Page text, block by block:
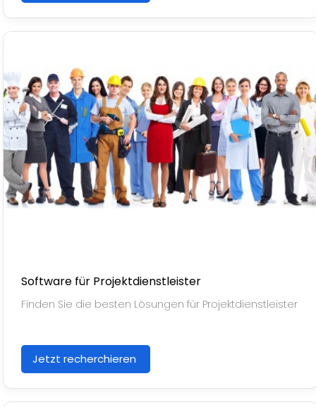
Software für Projektdienstleister
Finden Sie die besten Lösungen für Projektdienstleister
Jetzt recherchieren